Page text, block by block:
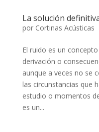
La solución
por Cortinas Acústicas
El ruido es un
derivación o
aunque a veces no se
las circunstancias que
estudio o momentos
es un...